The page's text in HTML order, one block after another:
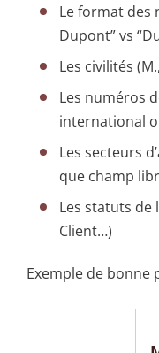
Le format des
Dupont” vs
Les civilités
Les numéros
international
Les secteurs
que champ
Les statuts de
Client…)
Exemple de bonne